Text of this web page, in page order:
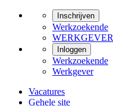
Inschrijven
Werkzoekende
WERKGEVER
Inloggen
Werkzoekende
Werkgever
Vacatures
Gehele site